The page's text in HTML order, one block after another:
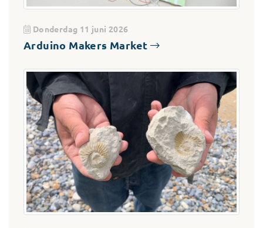
Donderdag 11 juni 2026
Arduino Makers Market